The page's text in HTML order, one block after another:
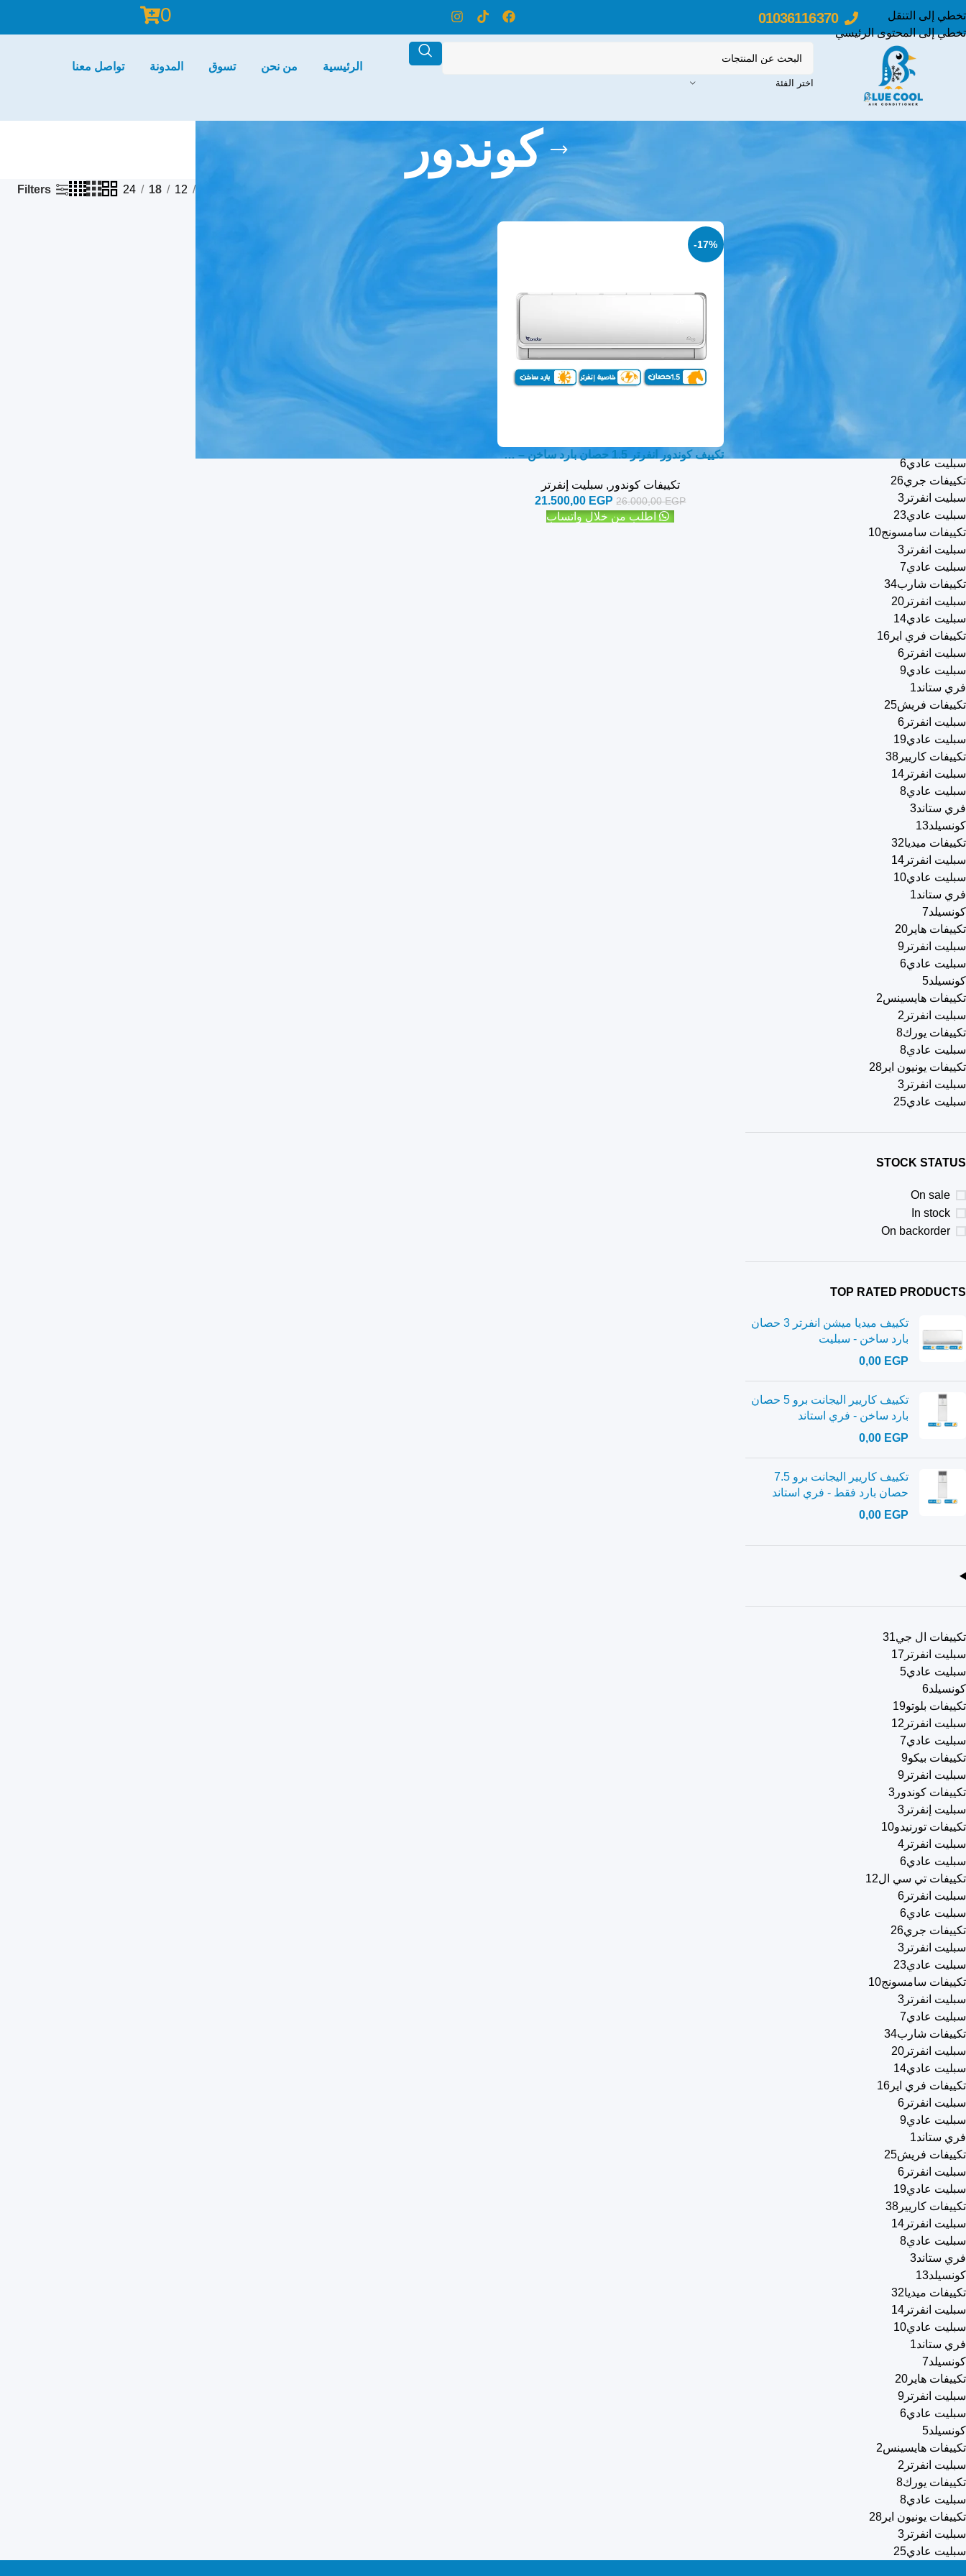
تخطي إلى التنقل
تخطي إلى المحتوى الرئيسي
01036116370
0
اختر الفئة
الرئيسية من نحن تسوق المدونة تواصل معنا
كوندور
تكييفات كوندور
تكييفات تورنيدو
سبليت انفرتر
سبليت عادي
سبليت عادي6
تكييفات جري26
سبليت انفرتر 3
سبليت عادي23
تكييفات سامسونج10
سبليت انفرتر 3
سبليت عادي7
تكييفات شارب34
سبليت انفرتر 20
سبليت عادي14
تكييفات فري اير 16
سبليت انفرتر 6
سبليت عادي9
فري ستاند1
تكييفات فريش25
سبليت انفرتر 6
سبليت عادي19
تكييفات كاريير 38
سبليت انفرتر 14
سبليت عادي8
فري ستاند3
كونسيلد13
تكييفات ميديا32
سبليت انفرتر 14
سبليت عادي10
فري ستاند1
كونسيلد7
تكييفات هاير 20
سبليت انفرتر 9
سبليت عادي6
كونسيلد5
تكييفات هايسينس2
سبليت انفرتر 2
تكييفات يورك8
سبليت عادي8
تكييفات يونيون اير 28
سبليت انفرتر 3
سبليت عادي25
STOCK STATUS
On sale
In stock
On backorder
TOP RATED PRODUCTS
تكييف ميديا ميشن انفرتر 3 حصان
بارد ساخن - سبليت
0,00 EGP
تكييف كاريير اليجانت برو 5 حصان
بارد ساخن - فري استاند
0,00 EGP
تكييف كاريير اليجانت برو 7.5
حصان بارد فقط - فري استاند
0,00 EGP
تكييفات ال جي31
سبليت انفرتر 17
سبليت عادي5
كونسيلد6
تكييفات بلوتو19
سبليت انفرتر 12
سبليت عادي7
تكييفات بيكو9
سبليت انفرتر 9
تكييفات كوندور 3
سبليت إنفرتر 3
تكييفات تورنيدو10
سبليت انفرتر 4
سبليت عادي6
تكييفات تي سي ال12
سبليت انفرتر 6
سبليت عادي6
تكييفات جري26
سبليت انفرتر 3
سبليت عادي23
تكييفات سامسونج10
سبليت انفرتر 3
سبليت عادي7
تكييفات شارب34
سبليت انفرتر 20
سبليت عادي14
تكييفات فري اير 16
سبليت انفرتر 6
سبليت عادي9
فري ستاند1
تكييفات فريش25
سبليت انفرتر 6
سبليت عادي19
تكييفات كاريير 38
سبليت انفرتر 14
سبليت عادي8
فري ستاند3
كونسيلد13
تكييفات ميديا32
سبليت انفرتر 14
سبليت عادي10
فري ستاند1
كونسيلد7
تكييفات هاير 20
سبليت انفرتر 9
سبليت عادي6
كونسيلد5
تكييفات هايسينس2
سبليت انفرتر 2
تكييفات يورك8
سبليت عادي8
تكييفات يونيون اير 28
سبليت انفرتر 3
سبليت عادي25
منتجات تحت الوسم “كوندور” 12
18
24
Filters
-17%
تكييف كوندور انفرتر 1.5 حصان بارد ساخن – سبليت
تكييفات كوندور , سبليت إنفرتر
26.000,00EGP
21.500,00 EGP
اطلب من خلال واتساب